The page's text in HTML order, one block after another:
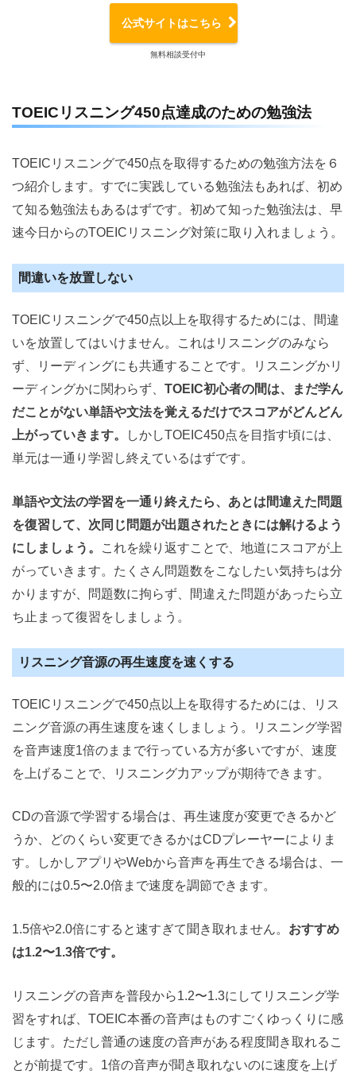
公式サイトはこちら
無料相談受付中
TOEICリスニング450点達成のための勉強法
TOEICリスニングで450点を取得するための勉強方法を６
つ紹介します。すでに実践している勉強法もあれば、初め
て知る勉強法もあるはずです。初めて知った勉強法は、早
速今日からのTOEICリスニング対策に取り入れましょう。
間違いを放置しない
TOEICリスニングで450点以上を取得するためには、間違
いを放置してはいけません。これはリスニングのみなら
ず、リーディングにも共通することです。リスニングかリ
ーディングかに関わらず、 TOEIC初心者の間は、まだ学ん
だことがない単語や文法を覚えるだけでスコアがどんどん
上がっていきます。
しかしTOEIC450点を目指す頃には、
単元は一通り学習し終えているはずです。
単語や文法の学習を一通り終えたら、あとは間違えた問題
を復習して、次同じ問題が出題されたときには解けるよう
にしましょう。
これを繰り返すことで、地道にスコアが上
がっていきます。たくさん問題数をこなしたい気持ちは分
かりますが、問題数に拘らず、間違えた問題があったら立
ち止まって復習をしましょう。
リスニング音源の再生速度を速くする
TOEICリスニングで450点以上を取得するためには、リス
ニング音源の再生速度を速くしましょう。リスニング学習
を音声速度1倍のままで行っている方が多いですが、速度
を上げることで、リスニング力アップが期待できます。
CDの音源で学習する場合は、再生速度が変更できるかど
うか、どのくらい変更できるかはCDプレーヤーによりま
す。しかしアプリやWebから音声を再生できる場合は、一
般的には0.5〜2.0倍まで速度を調節できます。
1.5倍や2.0倍にすると速すぎて聞き取れません。 おすすめ
は1.2〜1.3倍です。
リスニングの音声を普段から1.2〜1.3にしてリスニング学
習をすれば、TOEIC本番の音声はものすごくゆっくりに感
じます。ただし普通の速度の音声がある程度聞き取れるこ
とが前提です。1倍の音声が聞き取れないのに速度を上げ